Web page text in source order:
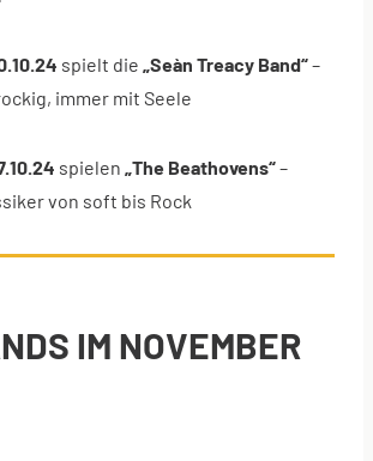
spielt die „Seàn Treacy Band“–
immer mit Seele
spielen „The Beathovens“–
von soft bis Rock
IM NOVEMBER